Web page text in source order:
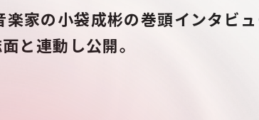
家の小袋成彬の巻頭インタビ
と連動し公開。